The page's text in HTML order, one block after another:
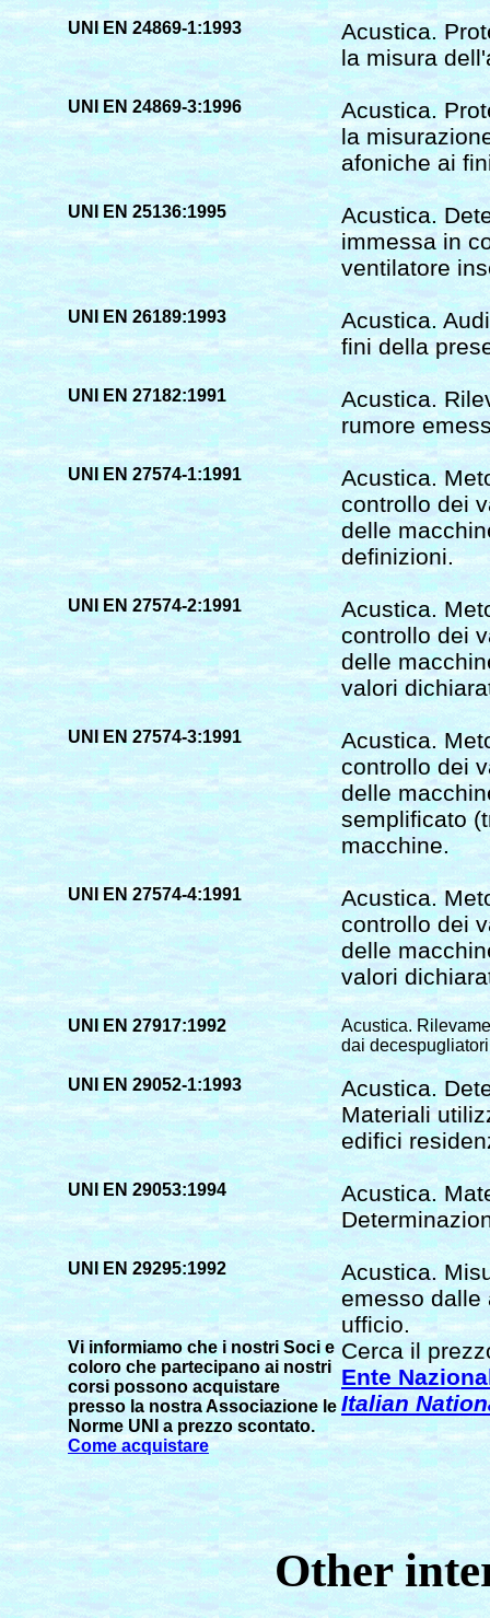
UNI EN 24869-1:1993
Acustica.
la misura
UNI EN 24869-3:1996
Acustica.
la
afoniche ai
UNI EN 25136:1995
Acustica.
immessa in
ventilatore
UNI EN 26189:1993
Acustica.
fini della
UNI EN 27182:1991
Acustica.
rumore
UNI EN 27574-1:1991
Acustica.
controllo dei
delle
definizioni.
UNI EN 27574-2:1991
Acustica.
controllo dei
delle
valori
UNI EN 27574-3:1991
Acustica.
controllo dei
delle
semplificato
macchine.
UNI EN 27574-4:1991
Acustica.
controllo dei
delle
valori
UNI EN 27917:1992
Acustica.
dai
UNI EN 29052-1:1993
Acustica.
Materiali
edifici
UNI EN 29053:1994
Acustica.
UNI EN 29295:1992
Acustica.
emesso dalle
ufficio.
Vi informiamo che i nostri Soci e
coloro che partecipano ai nostri
corsi possono acquistare
presso la nostra Associazione le
Norme UNI a prezzo scontato.
Come acquistare
Cerca il
Ente
Italian
Other